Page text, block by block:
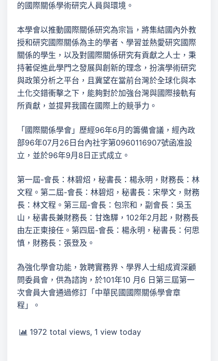
的國際關係學術研究人員與環境。
本學會以推動國際關係研究為宗旨，將集結國內外教
授和研究國際關係為主的學者、學習並熱愛研究國際
關係的學生，以及對國際關係研究有貢獻之人士，秉
持著促進此學門之發展與創新的理念，扮演學術研究
與政策分析之平台，且冀望在當前台灣於全球化與本
土化交錯衝擊之下，能夠對於加強台灣與國際接軌有
所貢獻，並提昇我國在國際上的競爭力。
「國際關係學會」歷經96年6月的籌備會議，經內政
部96年07月26日台內社字第0960116907號函准設
立，並於96年9月8日正式成立。
第一屆-會長：林碧炤，秘書長：楊永明，財務長：林
文程。第二屆-會長：林碧炤，秘書長：宋學文，財務
長：林文程。第三屆-會長：包宗和，副會長：吳玉
山，秘書長兼財務長：甘逸驊，102年2月起，財務長
由左正東接任。第四屆-會長：楊永明，秘書長：何思
慎，財務長：張登及。
為強化學會功能，敦聘實務界、學界人士組成資深顧
問委員會，供為諮詢，於101年10 月6 日第三屆第一
次會員大會通過修訂「中華民國國際關係學會章
程」。
1972 total views, 1 view today